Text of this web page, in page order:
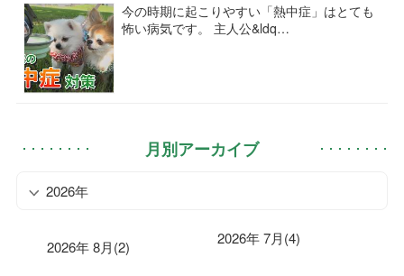
今の時期に起こりやすい「熱中症」はとても
怖い病気です。 主人公&ldq…
月別アーカイブ
2026年
2026年 8月(2) 2026年 7月(4)